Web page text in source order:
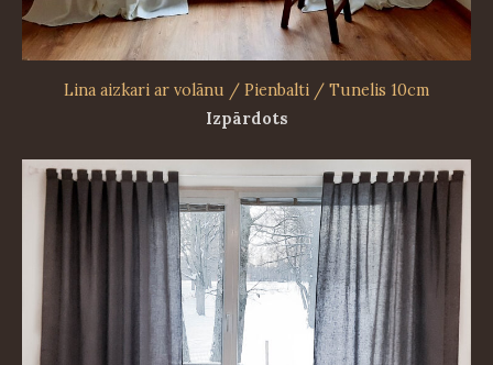
Lina aizkari ar volānu / Pienbalti / Tunelis 10cm
Izpārdots